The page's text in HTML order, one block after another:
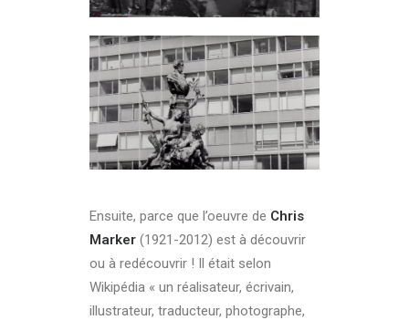
Ensuite, parce que l’oeuvre de Chris
Marker (1921-2012) est à découvrir
ou à redécouvrir ! Il était selon
Wikipédia « un réalisateur, écrivain,
illustrateur, traducteur, photographe,